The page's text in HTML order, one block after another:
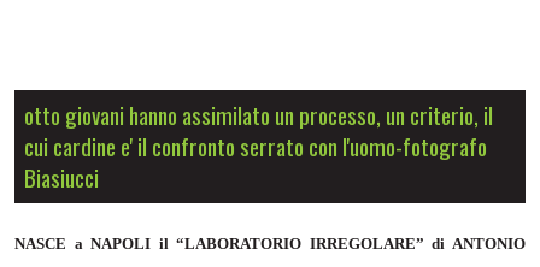
otto giovani hanno assimilato un processo, un criterio, il
cui cardine e' il confronto serrato con l'uomo-fotografo
Biasiucci
NASCE a NAPOLI il “LABORATORIO IRREGOLARE” di ANTONIO